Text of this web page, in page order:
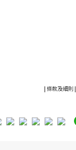
|條款及細則|